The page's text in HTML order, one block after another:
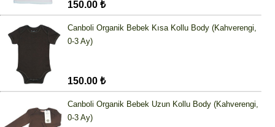
150.00 ₺
Canboli Organik Bebek Kısa Kollu Body (Kahverengi,
0-3 Ay)
150.00 ₺
Canboli Organik Bebek Uzun Kollu Body (Kahverengi,
0-3 Ay)